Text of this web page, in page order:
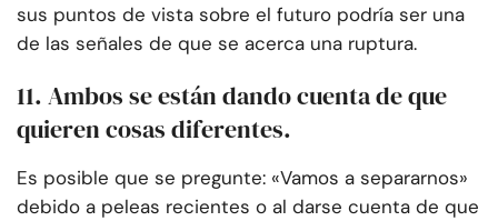
sus puntos de vista sobre el futuro podría ser una
de las señales de que se acerca una ruptura.
11. Ambos se están dando cuenta de que
quieren cosas diferentes.
Es posible que se pregunte: «Vamos a separarnos»
debido a peleas recientes o al darse cuenta de que